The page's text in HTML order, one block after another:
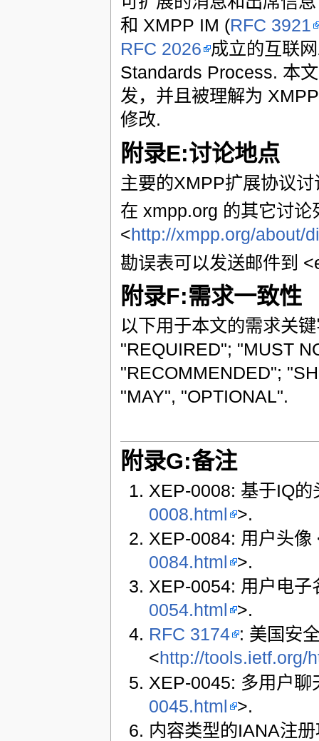
和 XMPP IM (RFC 3921
RFC 2026 成立的互联
Standards Process. 本
发，并且被理解为
修改.
附录E:讨论地点
主要的XMPP扩展协议
在 xmpp.org 的其它讨
<http://xmpp.org/about/
勘误表可以发送邮件到
附录F:需求一致性
以下用于本文的需求关
"REQUIRED"; "MUST
"RECOMMENDED";
"MAY", "OPTIONAL".
附录G:备注
XEP-0008: 基于IQ的
0008.html >.
XEP-0084: 用户头像
0084.html >.
XEP-0054: 用户电子
0054.html >.
RFC 3174 : 美国安
<http://tools.ietf.org/
XEP-0045: 多用户聊
0045.html >.
内容类型的IANA注